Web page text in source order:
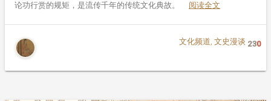
论功行赏的规矩，是流传千年的传统文化典故。 阅读全文
文化频道,文史漫谈 230